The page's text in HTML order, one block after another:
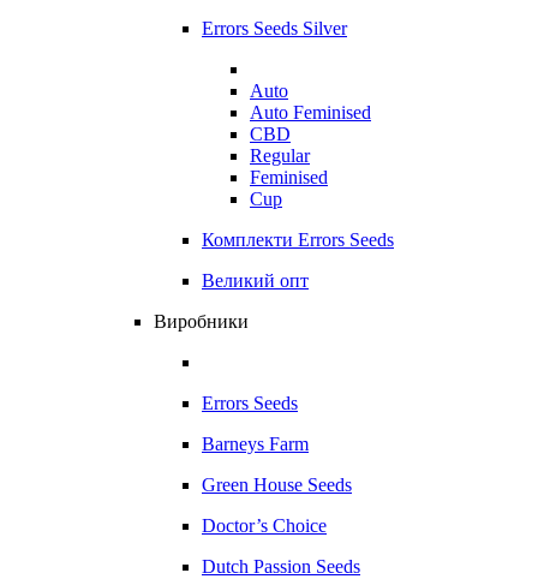
Errors Seeds Silver
Auto
Auto Feminised
CBD
Regular
Feminised
Cup
Комплекти Errors Seeds
Великий опт
Виробники
Errors Seeds
Barneys Farm
Green House Seeds
Doctor’s Choice
Dutch Passion Seeds